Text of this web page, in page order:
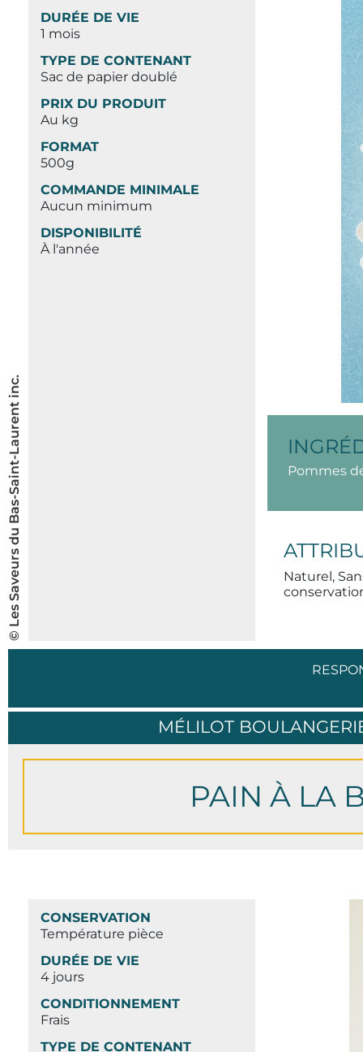
© Les Saveurs du Bas-Saint-Laurent inc.
DURÉE DE VIE
1 mois
TYPE DE CONTENANT
Sac de papier doublé
PRIX DU PRODUIT
Au kg
FORMAT
500g
COMMANDE MINIMALE
Aucun minimum
DISPONIBILITÉ
À l'année
Pommes
Naturel,
MÉLILOT
PAIN À LA
CONSERVATION
Température pièce
DURÉE DE VIE
4 jours
CONDITIONNEMENT
Frais
TYPE DE CONTENANT